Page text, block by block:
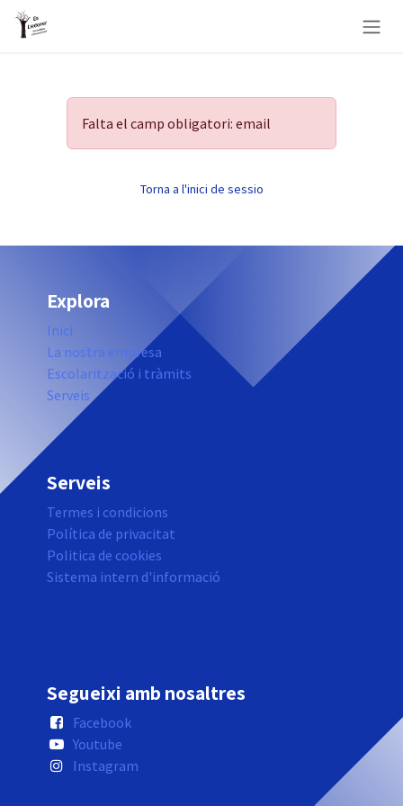
Skip to Content
Falta el camp obligatori: email
Torna a l'inici de sessio
Explora
Inici
La nostra empresa
Escolarització i tràmits
Serveis
Serveis
Termes i condicions
Política de privacitat
Politica de cookies
Sistema intern d'informació
Segueixi amb nosaltres
Facebook
Youtube
Instagram